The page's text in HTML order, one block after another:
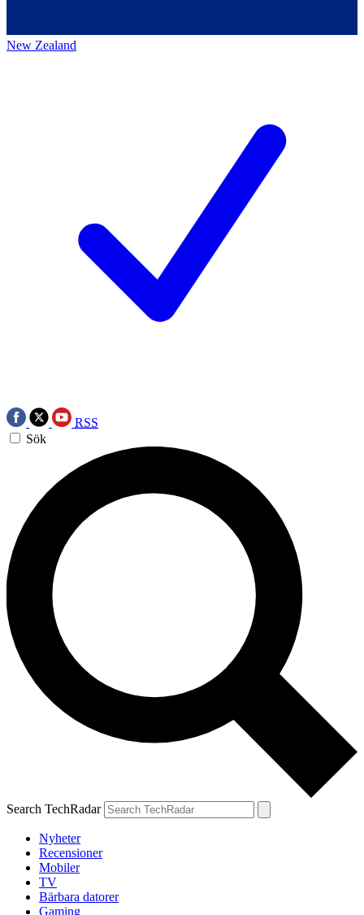
New Zealand
RSS
Sök
Search TechRadar
Nyheter
Recensioner
Mobiler
TV
Bärbara datorer
Gaming